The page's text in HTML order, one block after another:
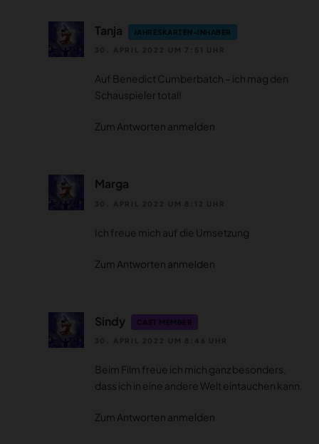
Tanja JAHRESKARTEN-INHABER
Auf Benedict Cumberbatch – ich mag den
Schauspieler total!
Zum Antworten anmelden
Marga
Ich freue mich auf die Umsetzung
Zum Antworten anmelden
Sindy CAST MEMBER
Beim Film freue ich mich ganz besonders,
dass ich in eine andere Welt eintauchen kann.
Zum Antworten anmelden